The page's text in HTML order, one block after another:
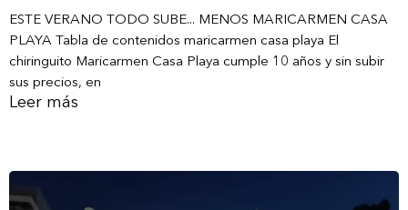
ESTE VERANO TODO SUBE... MENOS MARICARMEN CASA
PLAYA Tabla de contenidos maricarmen casa playa El
chiringuito Maricarmen Casa Playa cumple 10 años y sin subir
sus precios, en
Leer más